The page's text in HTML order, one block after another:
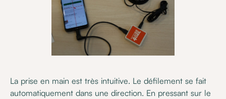
La prise en main est très intuitive. Le défilement se fait
automatiquement dans une direction. En pressant sur le